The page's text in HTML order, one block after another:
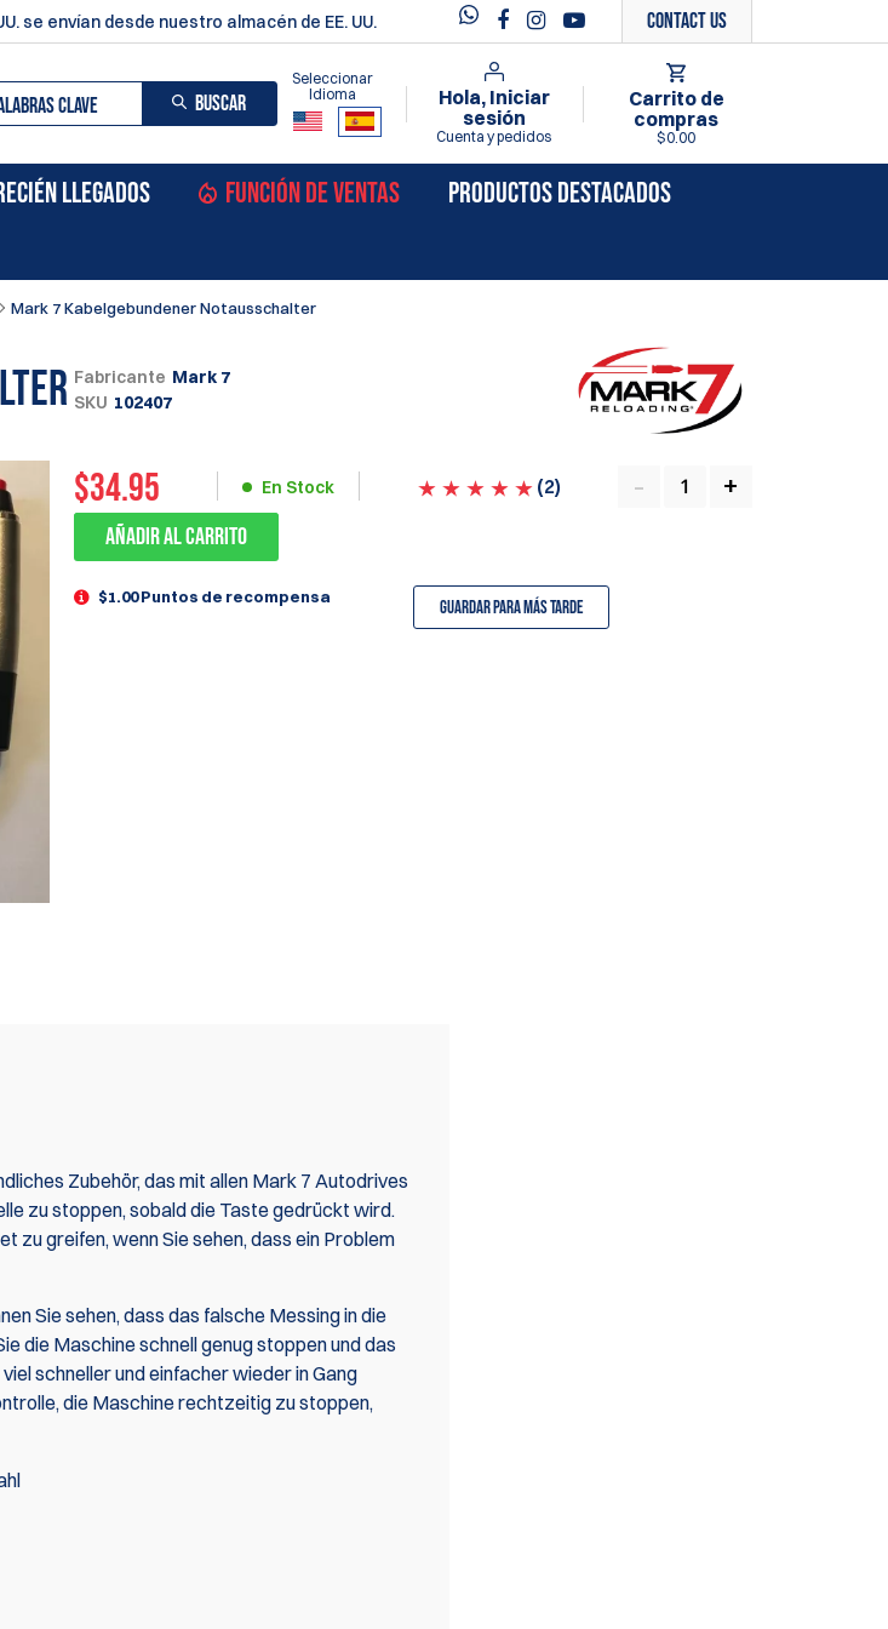
se envían desde nuestro almacén de EE. UU. Contact Us
BUSCAR
Seleccionar
Idioma
Hola, Iniciar
sesión
Cuenta y pedidos
Carrito de
compras
$0.00
LLEGADOS FUNCIÓN DE VENTAS
PRODUCTOS DESTACADOS
Mark 7 Kabelgebundener Notausschalter
Fabricante Mark 7
SKU 102407
$34.95 En Stock (2)
Añadir al carrito
$1.00 Puntos de recompensa Guardar para más tarde
Zubehör, das mit allen Mark 7 Autodrives
zu stoppen, sobald die Taste gedrückt wird.
zu greifen, wenn Sie sehen, dass ein Problem
Sie sehen, dass das falsche Messing in die
die Maschine schnell genug stoppen und das
schneller und einfacher wieder in Gang
die Maschine rechtzeitig zu stoppen,